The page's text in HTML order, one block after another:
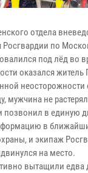
отдела
Росгвардии по
под лёд во
оказался житель
неосторожности
мужчина не
позвонил в единую
в
и экипаж
на место.
вытащили едва